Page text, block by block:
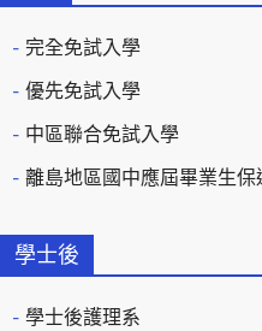
完全免試入學
優先免試入學
中區聯合免試入學
離島地區國中應屆畢業生
學士後
學士後護理系